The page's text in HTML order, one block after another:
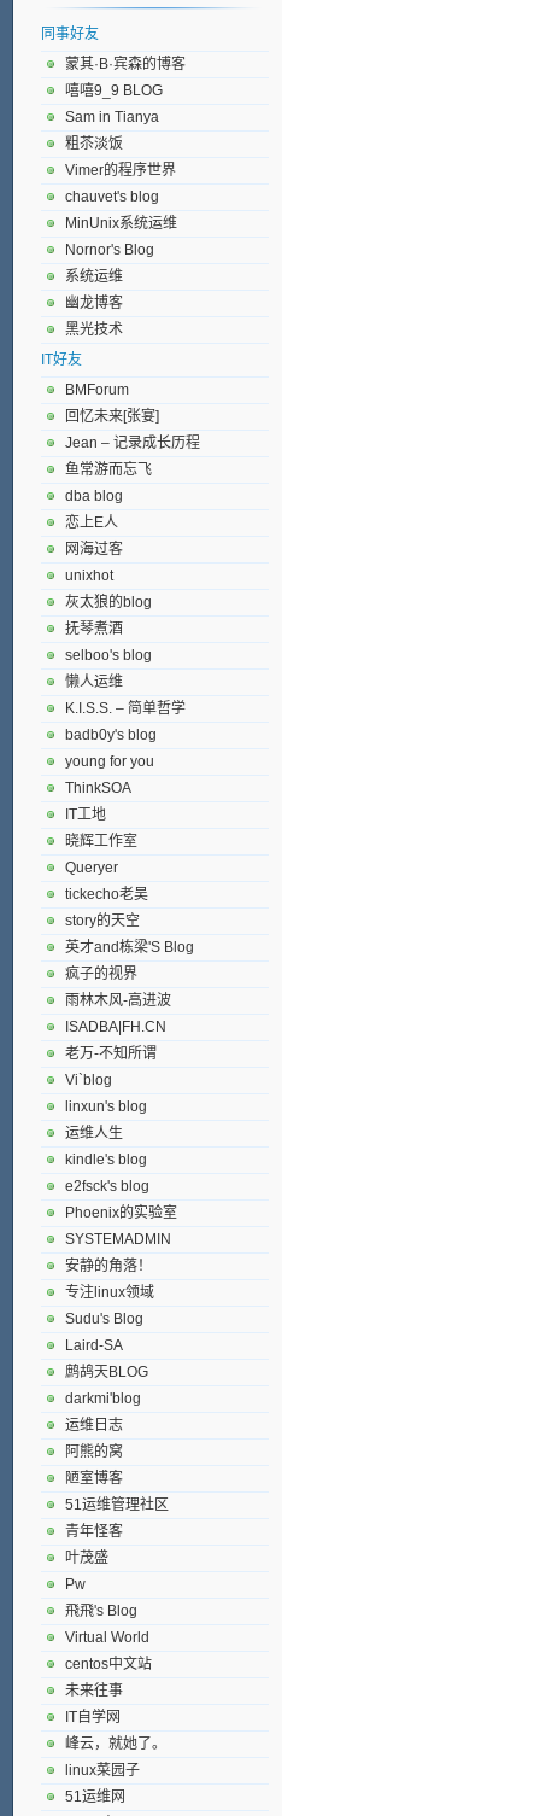
同事好友
蒙其·B·宾森的博客
嘻嘻9_9 BLOG
Sam in Tianya
粗苶淡饭
Vimer的程序世界
chauvet's blog
MinUnix系统运维
Nornor's Blog
系统运维
幽龙博客
黑光技术
IT好友
BMForum
回忆未来[张宴]
Jean – 记录成长历程
鱼常游而忘飞
dba blog
恋上E人
网海过客
unixhot
灰太狼的blog
抚琴煮酒
selboo's blog
懒人运维
K.I.S.S. – 简单哲学
badb0y's blog
young for you
ThinkSOA
IT工地
晓辉工作室
Queryer
tickecho老吴
story的天空
英才and栋梁'S Blog
疯子的视界
雨林木风-高进波
ISADBA|FH.CN
老万-不知所谓
Vi`blog
linxun's blog
运维人生
kindle's blog
e2fsck's blog
Phoenix的实验室
SYSTEMADMIN
安静的角落！
专注linux领域
Sudu's Blog
Laird-SA
鹧鸪天BLOG
darkmi'blog
运维日志
阿熊的窝
陋室博客
51运维管理社区
青年怪客
叶茂盛
Pw
飛飛's Blog
Virtual World
centos中文站
未来往事
IT自学网
峰云，就她了。
linux菜园子
51运维网